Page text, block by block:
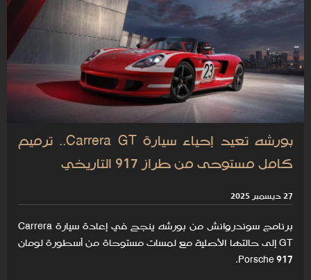
بورشه تعيد إحياء سيارة Carrera GT.. ترميم
كامل مستوحى من طراز 917 التاريخي
27 ديسمبر 2025
برنامج سوندروانش من بورشه ينجح في إعادة سيارة Carrera
GT إلى حالتها الأصلية مع لمسات مستوحاة من أسطورة لومان
Porsche 917.